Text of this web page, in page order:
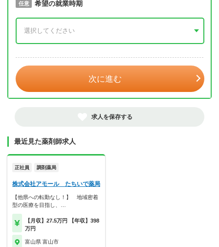
必須 取得予定年
任意 希望の就業時期
次に進む
求人を保存する
最近見た薬剤師求人
正社員 調剤薬局
株式会社アモール たちいで薬局
【他県への転勤なし！】 地域密着
型の医療を目指し、…
【月収】27.5万円 【年収】398
万円
富山県 富山市